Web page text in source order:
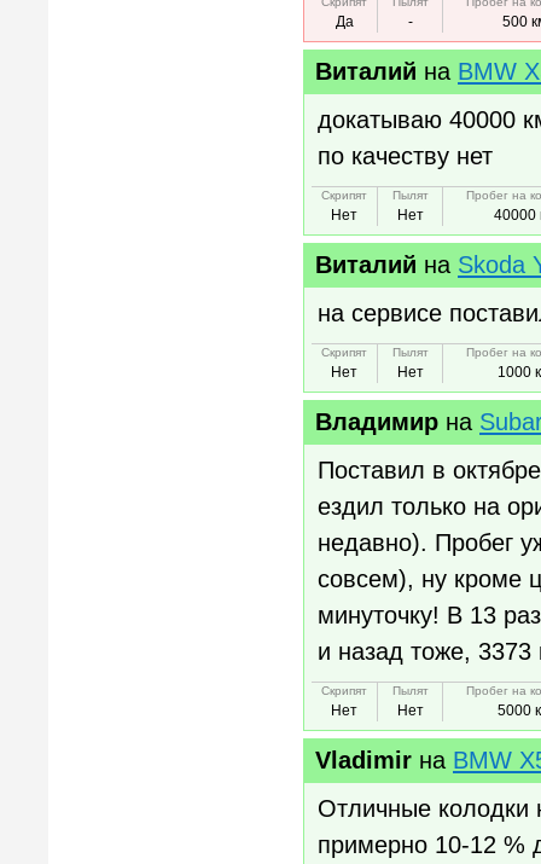
Да - 500
Виталий на BMW
докатываю 40000
по качеству нет
Скрипят
Нет
Пылят
Нет
Пробег на
40000
Виталий на Skoda
на сервисе
Скрипят
Нет
Пылят
Нет
Пробег на
1000
Владимир на
Поставил в
ездил только на
недавно). Пробег
совсем), ну кроме
минуточку! В 13
и назад тоже, 3373
Скрипят
Нет
Пылят
Нет
Пробег на
5000
Vladimir на BMW
Отличные колодки
примерно 10-12 %